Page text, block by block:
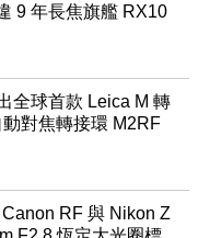
9 年長焦旗艦 RX10
全球首款 Leica M 轉
對焦轉接環 M2RF
RF 與 Nikon Z